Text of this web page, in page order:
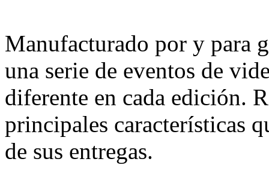
Manufacturado por y para
una serie de eventos de
diferente en cada edición.
principales características
de sus entregas.